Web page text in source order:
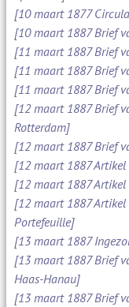
[10 maart 1877
[10 maart 1887 Brief
[11 maart 1887 Brief
[11 maart 1887 Brief
[11 maart 1887 Brief
[12 maart 1887 Brief
Rotterdam]
[12 maart 1887 Brief
[12 maart 1887 Artikel
[12 maart 1887
[12 maart 1887 Artikel
Portefeuille]
[13 maart 1887
[13 maart 1887 Brief
Haas-Hanau]
[13 maart 1887 Brief